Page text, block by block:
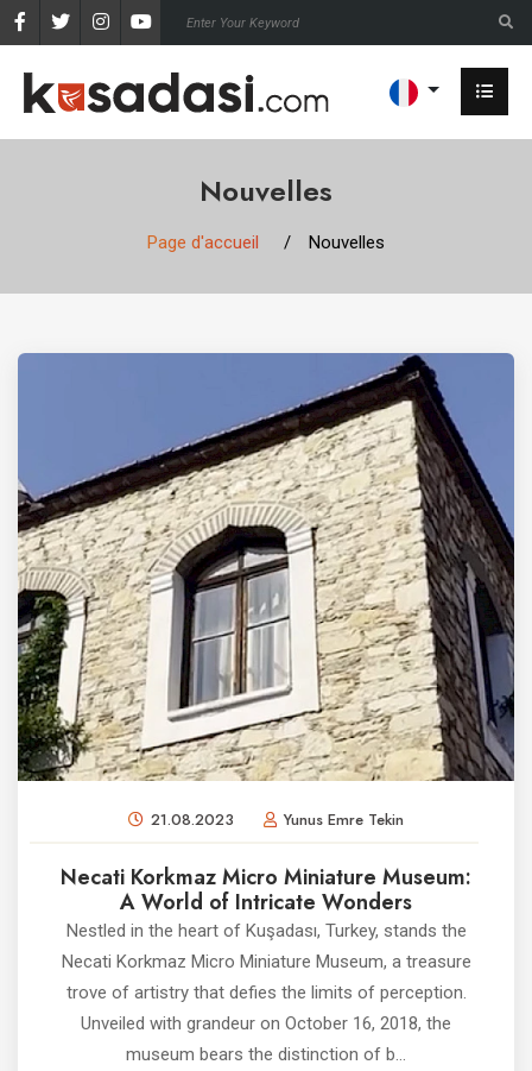
Nouvelles
Page d'accueil Nouvelles
21.08.2023 Yunus Emre Tekin
Necati Korkmaz Micro Miniature Museum:
A World of Intricate Wonders
Nestled in the heart of Kuşadası, Turkey, stands the
Necati Korkmaz Micro Miniature Museum, a treasure
trove of artistry that defies the limits of perception.
Unveiled with grandeur on October 16, 2018, the
museum bears the distinction of b...